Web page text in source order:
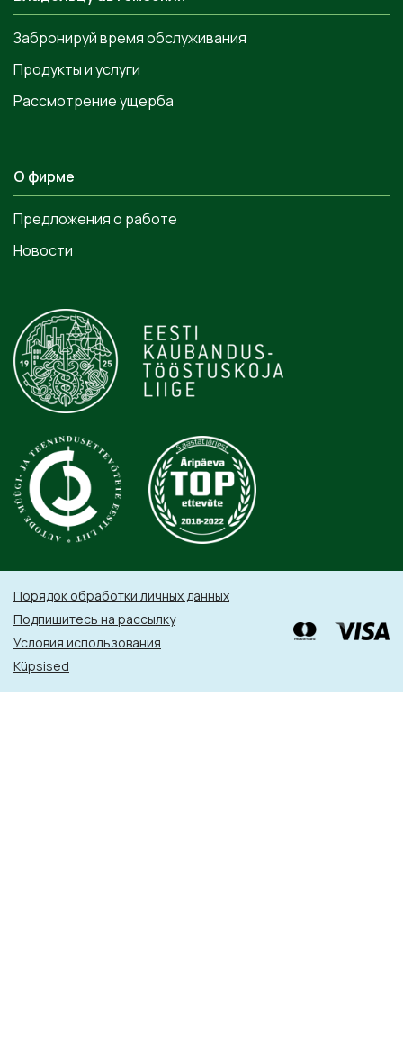
Забронируй время обслуживания
Продукты и услуги
Рассмотрение ущерба
О фирме
Предложения о работе
Новости
Порядок обработки личных данных
Подпишитесь на рассылку
Условия использования
Küpsised